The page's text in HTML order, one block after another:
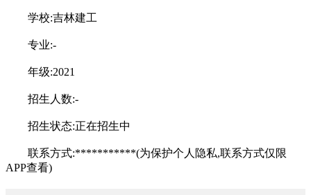
学校:吉林建工
专业:-
年级:2021
招生人数:-
招生状态:正在招生中
联系方式:***********(为保护个人隐私,联系方式仅限
APP查看)